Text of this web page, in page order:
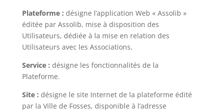
Plateforme : désigne l’application Web « Assolib »
éditée par Assolib, mise à disposition des
Utilisateurs, dédiée à la mise en relation des
Utilisateurs avec les Associations.
Service : désigne les fonctionnalités de la
Plateforme.
Site : désigne le site Internet de la plateforme édité
par la Ville de Fosses, disponible à l’adresse